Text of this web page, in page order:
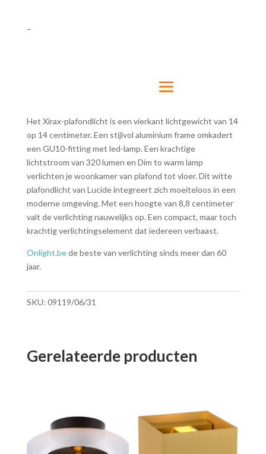
–
Het Xirax-plafondlicht is een vierkant lichtgewicht van 14
op 14 centimeter. Een stijlvol aluminium frame omkadert
een GU10-fitting met led-lamp. Een krachtige
lichtstroom van 320 lumen en Dim to warm lamp
verlichten je woonkamer van plafond tot vloer. Dit witte
plafondlicht van Lucide integreert zich moeiteloos in een
moderne omgeving. Met een hoogte van 8,8 centimeter
valt de verlichting nauwelijks op. Een compact, maar toch
krachtig verlichtingselement dat iedereen verbaast.
Onlight.bede beste van verlichting sinds meer dan 60
jaar.
SKU: 09119/06/31
Gerelateerde producten